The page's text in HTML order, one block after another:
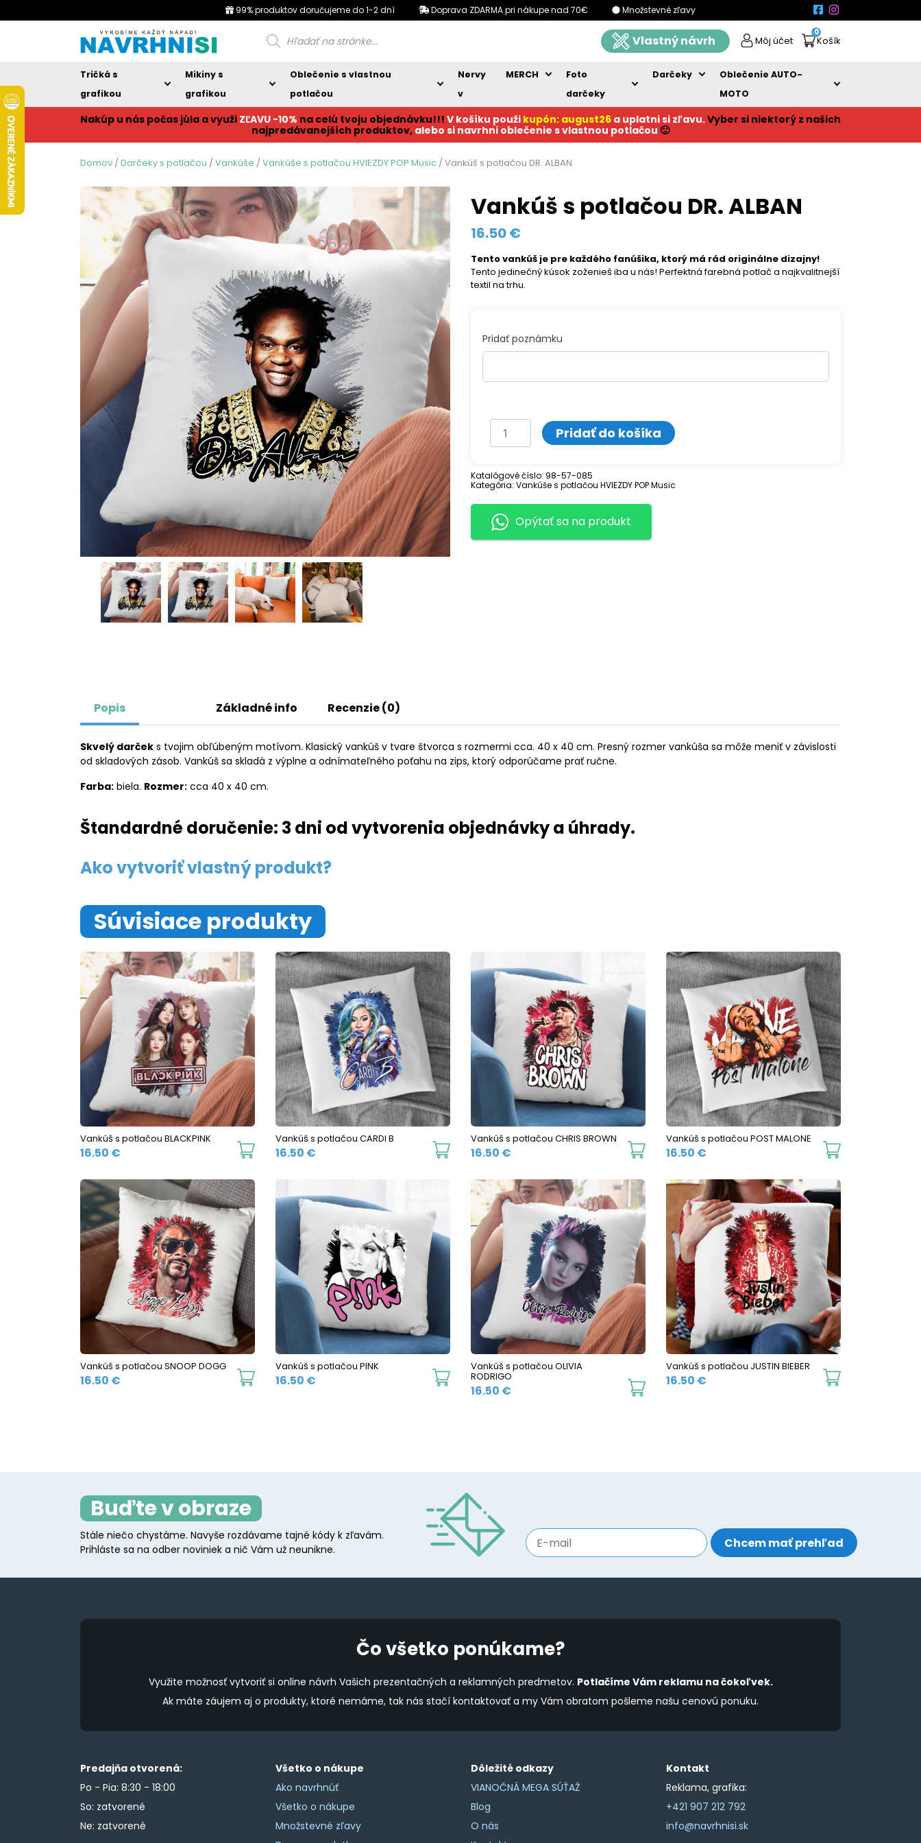
99% produktov doručujeme do 1-2 dní Doprava ZDARMA pri nákupe nad 70€ Množstevné zľavy
Products
search Vlastný návrh Môj účet
0
Košík
Tričká s
grafikou
Mikiny s
grafikou
Oblečenie s vlastnou
potlačou
Nervy
v
MERCH
Foto
darčeky
Darčeky
Oblečenie AUTO-
MOTO
Nakúp u nás počas júla a využi ZĽAVU -10% na celú tvoju objednávku!!! V košíku použi kupón: august26 a uplatni si zľavu.Vyber si niektorý z našich
najpredávanejších produktov, alebo si navrhni oblečenie s vlastnou potlačou 🙂
Domov /Darčeky s potlačou /Vankúše /Vankúše s potlačou HVIEZDY POP Music / Vankúš s potlačou DR. ALBAN
Vankúš s potlačou DR. ALBAN
16.50€
Tento vankúš je pre každého fanúšika, ktorý má rád originálne dizajny!
Tento jedinečný kúsok zoženieš iba u nás! Perfektná farebná potlač a najkvalitnejší
textil na trhu.
Pridať poznámku
množstvo
Vankúš
potlačou
DR.
ALBAN
Pridať do košíka
Katalógové číslo: 98-57-085
Kategória: Vankúše s potlačou HVIEZDY POP Music
Opýtať sa na produkt
Popis Základné info Recenzie (0)
Skvelý darček s tvojim obľúbeným motívom. Klasický vankúš v tvare štvorca s rozmermi cca. 40 x 40 cm. Presný rozmer vankúša sa môže meniť v závislosti
od skladových zásob. Vankúš sa skladá z výplne a odnímateľného poťahu na zips, ktorý odporúčame prať ručne.
Farba: biela. Rozmer: cca 40 x 40 cm.
Štandardné doručenie: 3 dni od vytvorenia objednávky a úhrady.
Ako vytvoriť vlastný produkt?
Súvisiace produkty
Vankúš s potlačou BLACKPINK
16.50 €
Vankúš s potlačou CARDI B
16.50 €
Vankúš s potlačou CHRIS BROWN
16.50 €
Vankúš s potlačou POST MALONE
16.50 €
Vankúš s potlačou SNOOP DOGG
16.50 €
Vankúš s potlačou PINK
16.50 €
Vankúš s potlačou OLIVIA
RODRIGO
16.50 €
Vankúš s potlačou JUSTIN BIEBER
16.50 €
Buďte v obraze
Stále niečo chystáme. Navyše rozdávame tajné kódy k zľavám.
Prihláste sa na odber noviniek a nič Vám už neunikne.
Čo všetko ponúkame?
Využite možnosť vytvoriť si online návrh Vašich prezentačných a reklamných predmetov. Potlačíme Vám reklamu na čokoľvek.
Ak máte záujem aj o produkty, ktoré nemáme, tak nás stačí kontaktovať a my Vám obratom pošleme našu cenovú ponuku.
Predajňa otvorená:
Po - Pia: 8:30 - 18:00
So: zatvorené
Ne: zatvorené
Všetko o nákupe
Ako navrhnúť
Všetko o nákupe
Množstevné zľavy
Dôležité odkazy
VIANOČNÁ MEGA SÚŤAŽ
Blog
O nás
Kontakt
Reklama, grafika:
+421 907 212 792
info@navrhnisi.sk